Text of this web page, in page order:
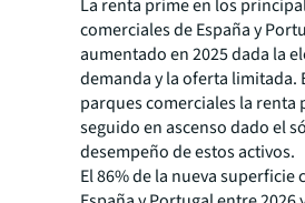
La renta prime en los
comerciales de España y
aumentado en 2025 dada la
demanda y la oferta limitada.
parques comerciales la renta
seguido en ascenso dado el
desempeño de estos activos.
El 86% de la nueva superficie